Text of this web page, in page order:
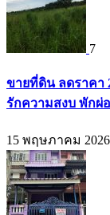
7
ขายที่ดิน ลดราคา
รักความสงบ พักผ่อ
15 พฤษภาคม 2026